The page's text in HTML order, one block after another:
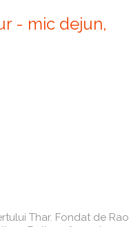
- mic dejun,
Thar. Fondat de Rao